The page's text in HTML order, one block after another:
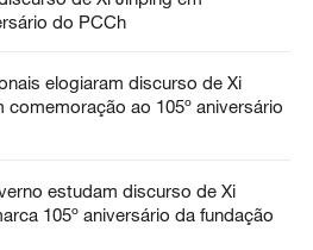
do PCCh
elogiaram discurso de Xi
comemoração ao 105º aniversário
estudam discurso de Xi
105º aniversário da fundação